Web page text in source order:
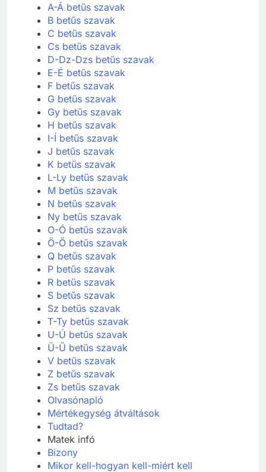
A-Á betűs szavak
B betűs szavak
C betűs szavak
Cs betűs szavak
D-Dz-Dzs betűs szavak
E-É betűs szavak
F betűs szavak
G betűs szavak
Gy betűs szavak
H betűs szavak
I-Í betűs szavak
J betűs szavak
K betűs szavak
L-Ly betűs szavak
M betűs szavak
N betűs szavak
Ny betűs szavak
O-Ó betűs szavak
Ö-Ő betűs szavak
Q betűs szavak
P betűs szavak
R betűs szavak
S betűs szavak
Sz betűs szavak
T-Ty betűs szavak
U-Ú betűs szavak
Ü-Ű betűs szavak
V betűs szavak
Z betűs szavak
Zs betűs szavak
Olvasónapló
Mértékegység átváltások
Tudtad?
Matek infó
Bizony
Mikor kell-hogyan kell-miért kell